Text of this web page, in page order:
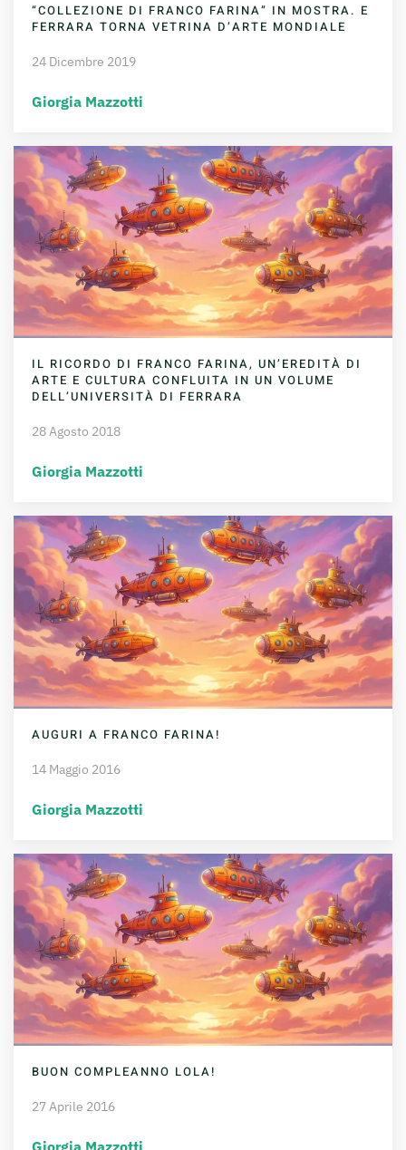
“COLLEZIONE DI FRANCO FARINA” IN MOSTRA. E
FERRARA TORNA VETRINA D’ARTE MONDIALE
24 Dicembre 2019
Giorgia Mazzotti
IL RICORDO DI FRANCO FARINA, UN’EREDITÀ DI
ARTE E CULTURA CONFLUITA IN UN VOLUME
DELL’UNIVERSITÀ DI FERRARA
28 Agosto 2018
Giorgia Mazzotti
AUGURI A FRANCO FARINA!
14 Maggio 2016
Giorgia Mazzotti
BUON COMPLEANNO LOLA!
27 Aprile 2016
Giorgia Mazzotti